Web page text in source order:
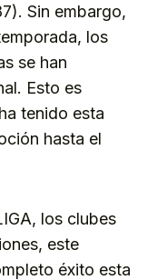
Sin embargo,
los
se han
Esto es
tenido esta
hasta el
los clubes
este
éxito esta